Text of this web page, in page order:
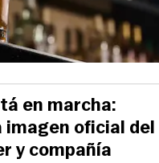
en marcha:
oficial del
y compañía